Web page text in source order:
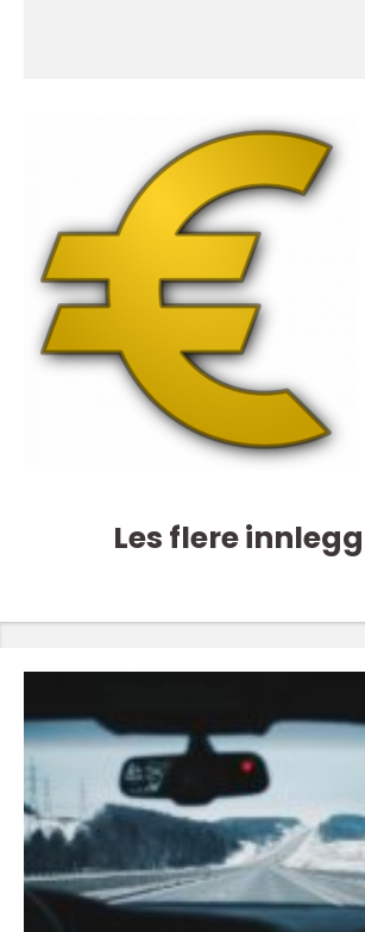
Les flere